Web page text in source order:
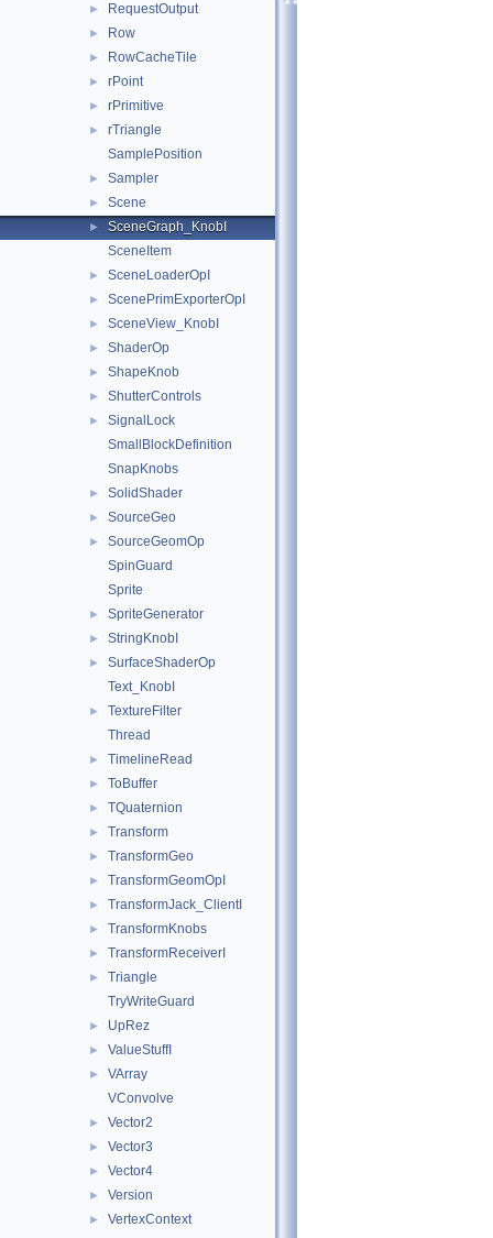
► RequestOutput
► Row
► RowCacheTile
► rPoint
► rPrimitive
►
rTriangle
SamplePosition
► Sampler
► Scene
►
SceneGraph_KnobI
SceneItem
► SceneLoaderOpI
► ScenePrimExporterOpI
► SceneView_KnobI
► ShaderOp
► ShapeKnob
► ShutterControls
►
SignalLock
SmallBlockDefinition
SnapKnobs
► SolidShader
► SourceGeo
►
SourceGeomOp
SpinGuard
Sprite
► SpriteGenerator
► StringKnobI
►
SurfaceShaderOp
Text_KnobI
►
TextureFilter
Thread
► TimelineRead
► ToBuffer
► TQuaternion
► Transform
► TransformGeo
► TransformGeomOpI
► TransformJack_ClientI
► TransformKnobs
► TransformReceiverI
►
Triangle
TryWriteGuard
► UpRez
► ValueStuffI
►
VArray
VConvolve
► Vector2
► Vector3
► Vector4
► Version
► VertexContext